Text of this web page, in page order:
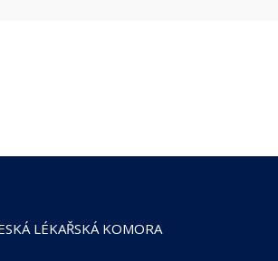
LÉKAŘSKÁ KOMORA